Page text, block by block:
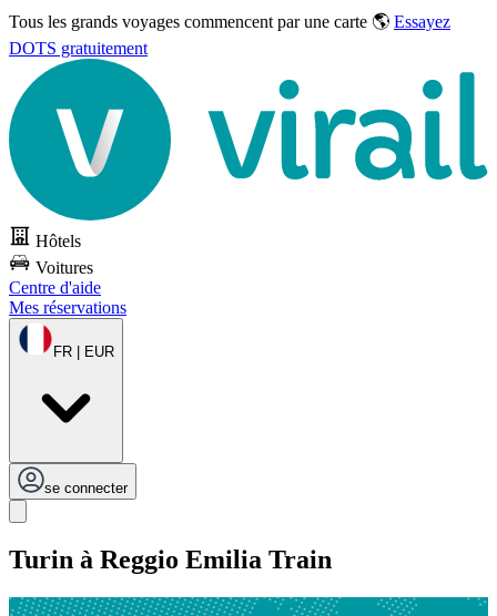
Tous les grands voyages commencent par une carte 🌎 Essayez
DOTS gratuitement
Hôtels
Voitures
Centre d'aide
Mes réservations
FR | EUR
se connecter
Turin à Reggio Emilia Train